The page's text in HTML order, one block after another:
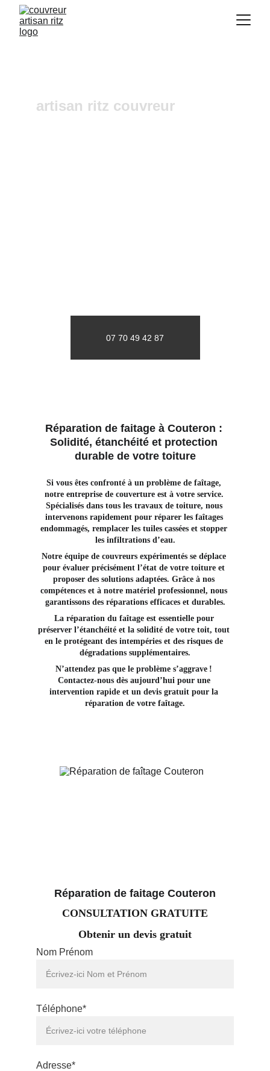
artisan ritz couvreur
07 70 49 42 87
CONSULTATION GRATUITE
Obtenir un devis gratuit
Nom Prénom
Téléphone*
Adresse*
Si vous êtes confronté à un problème de faîtage,
notre entreprise de couverture est à votre service.
Spécialisés dans tous les travaux de toiture, nous
intervenons rapidement pour réparer les faîtages
endommagés, remplacer les tuiles cassées et stopper
les infiltrations d’eau.
Notre équipe de couvreurs expérimentés se déplace
pour évaluer précisément l’état de votre toiture et
proposer des solutions adaptées. Grâce à nos
compétences et à notre matériel professionnel, nous
garantissons des réparations efficaces et durables.
La réparation du faîtage est essentielle pour
préserver l’étanchéité et la solidité de votre toit, tout
en le protégeant des intempéries et des risques de
dégradations supplémentaires.
N’attendez pas que le problème s’aggrave !
Contactez-nous dès aujourd’hui pour une
intervention rapide et un devis gratuit pour la
réparation de votre faîtage.
Réparation de faitage Couteron
Réparation de faitage à Couteron :
Solidité, étanchéité et protection
durable de votre toiture